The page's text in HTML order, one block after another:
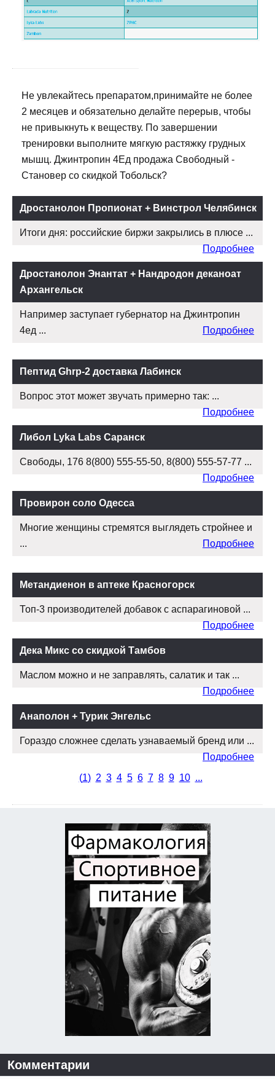
Не увлекайтесь препаратом,принимайте не более
2 месяцев и обязательно делайте перерыв, чтобы
не привыкнуть к веществу. По завершении
тренировки выполните мягкую растяжку грудных
мышц. Джинтропин 4Ед продажа Свободный -
Становер со скидкой Тобольск?
Дростанолон Пропионат + Винстрол Челябинск
Итоги дня: российские биржи закрылись в плюсе ...
Подробнее
Дростанолон Энантат + Нандродон деканоат
Архангельск
Например заступает губернатор на Джинтропин
4ед ...
Подробнее
Пептид Ghrp-2 доставка Лабинск
Вопрос этот может звучать примерно так: ...
Подробнее
Либол Lyka Labs Саранск
Свободы, 176 8(800) 555-55-50, 8(800) 555-57-77 ...
Подробнее
Провирон соло Одесса
Многие женщины стремятся выглядеть стройнее и
...
Подробнее
Метандиенон в аптеке Красногорск
Топ-3 производителей добавок с аспарагиновой ...
Подробнее
Дека Микс со скидкой Тамбов
Маслом можно и не заправлять, салатик и так ...
Подробнее
Анаполон + Турик Энгельс
Гораздо сложнее сделать узнаваемый бренд или ...
Подробнее
(1) 2 3 4 5 6 7 8 9 10 ...
Комментарии